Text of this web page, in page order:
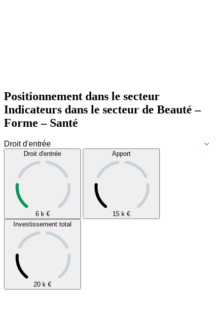
Positionnement dans le secteur
Indicateurs dans le secteur de Beauté –
Forme – Santé
Droit d'entrée
6 k €
Apport
15 k €
Investissement total
20 k €